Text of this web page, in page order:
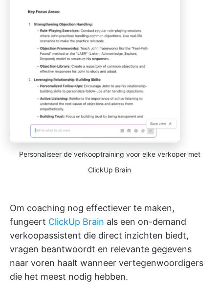
Personaliseer de verkooptraining voor elke verkoper met
ClickUp Brain
Om coaching nog effectiever te maken,
fungeert ClickUp Brain als een on-demand
verkoopassistent die direct inzichten biedt,
vragen beantwoordt en relevante gegevens
naar voren haalt wanneer vertegenwoordigers
die het meest nodig hebben.